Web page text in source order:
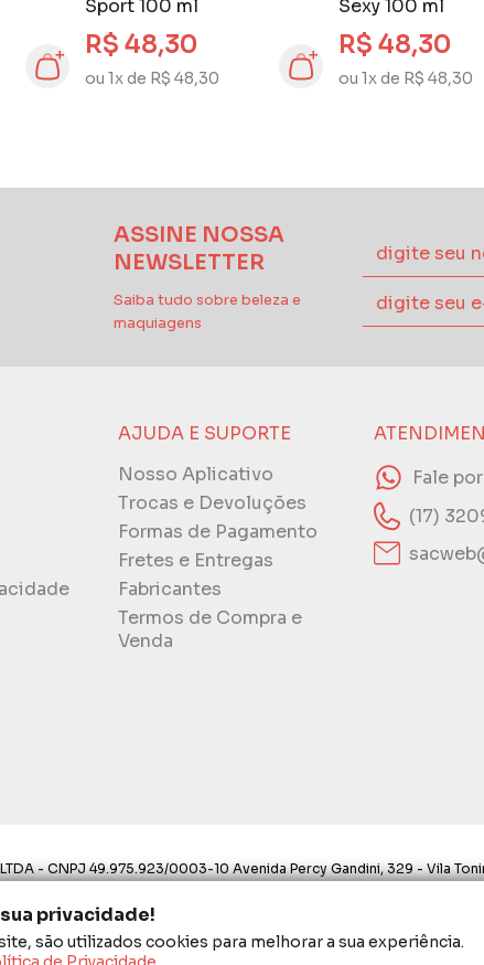
privacidade!
são utilizados cookies para melhorar a sua experiência.
Sport 100 ml
R$ 48,30
ou 1x de R$ 48,30
Sexy 100 ml
R$ 48,30
ou 1x de R$ 48,30
ASSINE NOSSA
NEWSLETTER
Saiba tudo sobre beleza e
maquiagens
AJUDA E SUPORTE
Nosso Aplicativo
Trocas e Devoluções
Formas de Pagamento
Fretes e Entregas
Fabricantes
Termos de Compra e
Venda
Fale
(17)
- CNPJ 49.975.923/0003-10 Avenida Percy Gandini, 329 - Vila
aqui são válidos apenas para compras via internet. As fotos, textos
proibida a utilização total ou parcial sem nossa autorização.
de Compras. Preços e condições de pagamento exclusivos